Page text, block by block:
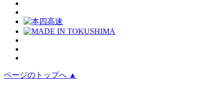
ページのトップへ ▲